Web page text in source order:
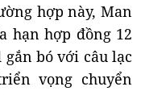
hợp này, Man
hạn hợp đồng 12
bó với câu lạc
vọng chuyển